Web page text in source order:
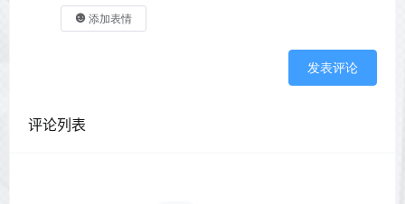
添加表情
发表评论
评论列表